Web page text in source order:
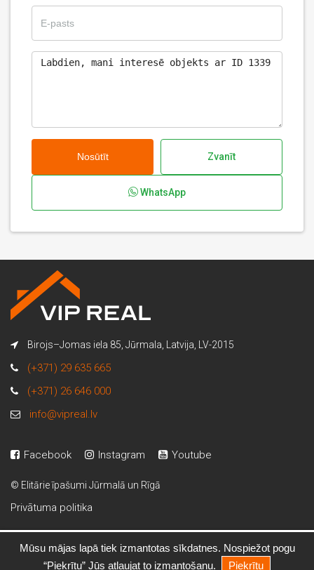
Nosūtīt Zvanīt
WhatsApp
Ilvars Viņķis
Birojs–Jomas iela 85, Jūrmala, Latvija, LV-2015
(+371) 29 635 665
(+371) 26 646 000
info@vipreal.lv
Facebook Instagram Youtube
© Elitārie īpašumi Jūrmalā un Rīgā
Privātuma politika
Mūsu mājas lapā tiek izmantotas sīkdatnes. Nospiežot pogu
“Piekrītu” Jūs atļaujat to izmantošanu.
Piekrītu